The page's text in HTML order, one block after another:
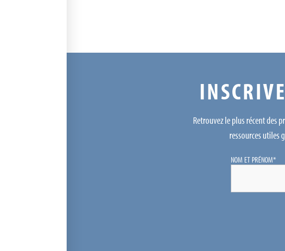
Retrouvez le plus récent des
ressources utiles
NOM ET PRÉNOM*